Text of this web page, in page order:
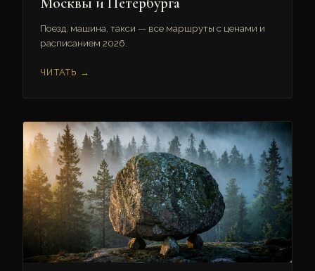
Поезд, машина, такси — все маршруты с ценами и
расписанием 2026.
ЧИТАТЬ →